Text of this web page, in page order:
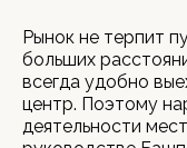
Рынок не терпит
больших
всегда удобно
центр. Поэтому
деятельности